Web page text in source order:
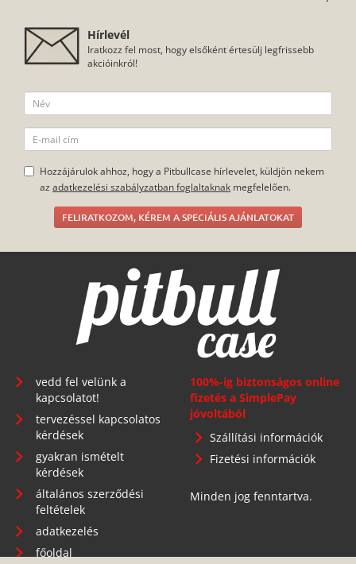
Hírlevél
Iratkozz fel most, hogy elsőként értesülj legfrissebb
akcióinkról!
Hozzájárulok ahhoz, hogy a Pitbullcase hírlevelet, küldjön nekem
az adatkezelési szabályzatban foglaltaknak megfelelően.
FELIRATKOZOM, KÉREM A SPECIÁLIS AJÁNLATOKAT
vedd fel velünk a
kapcsolatot!
tervezéssel kapcsolatos
kérdések
gyakran ismételt
kérdések
általános szerződési
feltételek
adatkezelés
főoldal
100%-ig biztonságos online
fizetés a SimplePay
jóvoltából
Szállítási információk
Fizetési információk
Minden jog fenntartva.